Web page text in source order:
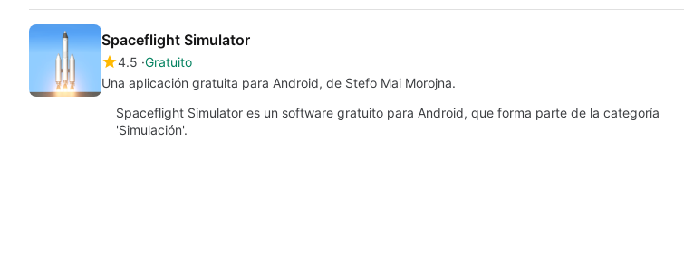
Spaceflight Simulator
4.5 Gratuito
Una aplicación gratuita para Android, de Stefo Mai Morojna.
Spaceflight Simulator es un software gratuito para Android, que forma parte de la categoría
'Simulación'.